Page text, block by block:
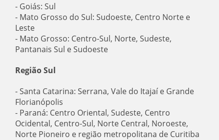
- Goiás: Sul
- Mato Grosso do Sul: Sudoeste, Centro Norte e
Leste
- Mato Grosso: Centro-Sul, Norte, Sudeste,
Pantanais Sul e Sudoeste
Região Sul
- Santa Catarina: Serrana, Vale do Itajaí e Grande
Florianópolis
- Paraná: Centro Oriental, Sudeste, Centro
Ocidental, Centro-Sul, Norte Central, Noroeste,
Norte Pioneiro e região metropolitana de Curitiba